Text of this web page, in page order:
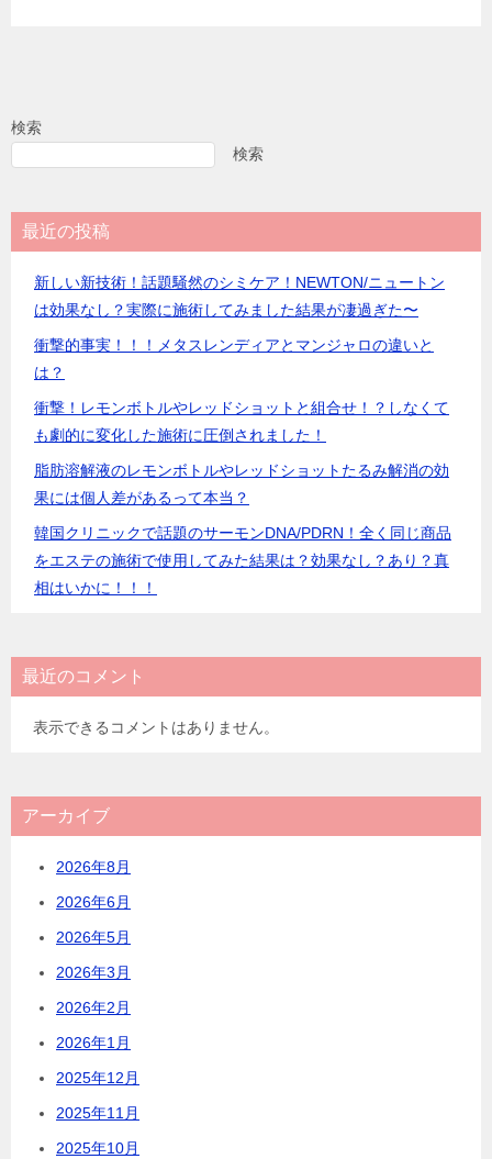
検索
検索
最近の投稿
新しい新技術！話題騒然のシミケア！NEWTON/ニュートン
は効果なし？実際に施術してみました結果が凄過ぎた〜
衝撃的事実！！！メタスレンディアとマンジャロの違いと
は？
衝撃！レモンボトルやレッドショットと組合せ！？しなくて
も劇的に変化した施術に圧倒されました！
脂肪溶解液のレモンボトルやレッドショットたるみ解消の効
果には個人差があるって本当？
韓国クリニックで話題のサーモンDNA/PDRN！全く同じ商品
をエステの施術で使用してみた結果は？効果なし？あり？真
相はいかに！！！
最近のコメント
表示できるコメントはありません。
アーカイブ
2026年8月
2026年6月
2026年5月
2026年3月
2026年2月
2026年1月
2025年12月
2025年11月
2025年10月